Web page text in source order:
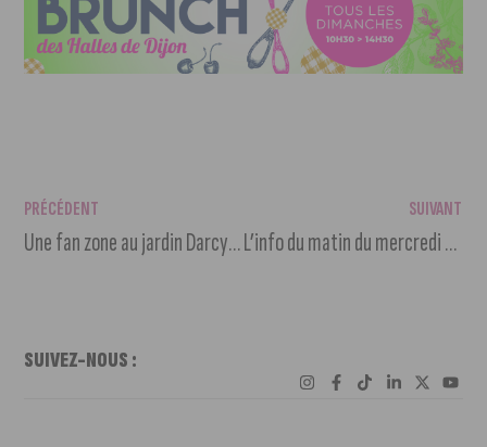
PRÉCÉDENT
Une fan zone au jardin Darcy pour les Jeux Olympiques et Paralympiques
SUIVANT
L’info du matin du mercredi 24 juillet 2024
SUIVEZ-NOUS :